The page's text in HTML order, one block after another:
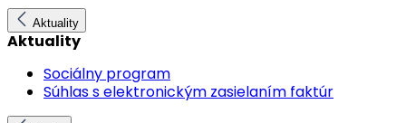
Aktuality
Aktuality
Sociálny program
Súhlas s elektronickým zasielaním faktúr